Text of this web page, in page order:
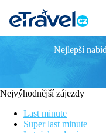
GOLDEN
Informace o hotelu
Hotel Golden
Faliraki a zálivem
pláž. Centrum
Nejlepší
Nejvýhodnější zájezdy
Last minute
Super last minute